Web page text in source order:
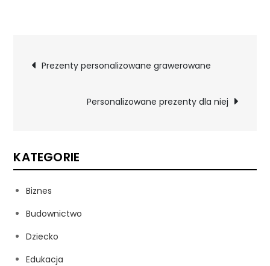
Nawigacja
wpisu
Prezenty personalizowane grawerowane
Personalizowane prezenty dla niej
KATEGORIE
Biznes
Budownictwo
Dziecko
Edukacja